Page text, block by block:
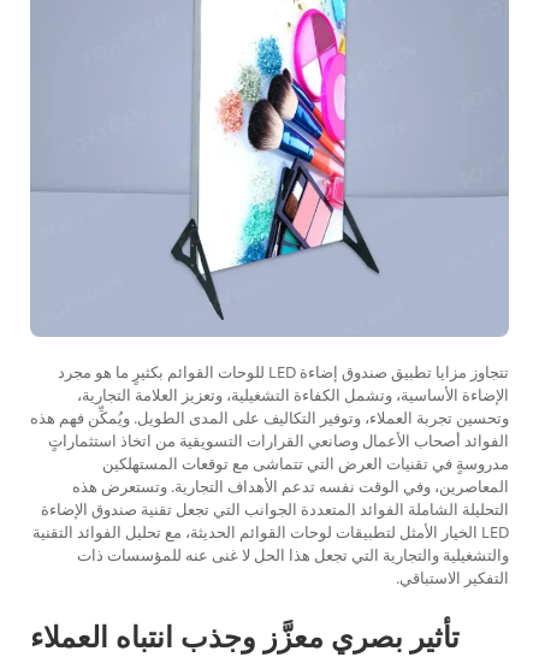
تتجاوز مزايا تطبيق صندوق إضاءة LED للوحات القوائم بكثيرٍ ما هو مجرد
الإضاءة الأساسية، وتشمل الكفاءة التشغيلية، وتعزيز العلامة التجارية،
وتحسين تجربة العملاء، وتوفير التكاليف على المدى الطويل. ويُمكِّن فهم هذه
الفوائد أصحاب الأعمال وصانعي القرارات التسويقية من اتخاذ استثماراتٍ
مدروسةٍ في تقنيات العرض التي تتماشى مع توقعات المستهلكين
المعاصرين، وفي الوقت نفسه تدعم الأهداف التجارية. وتستعرض هذه
التحليلة الشاملة الفوائد المتعددة الجوانب التي تجعل تقنية صندوق الإضاءة
LED الخيار الأمثل لتطبيقات لوحات القوائم الحديثة، مع تحليل الفوائد التقنية
والتشغيلية والتجارية التي تجعل هذا الحل لا غنى عنه للمؤسسات ذات
التفكير الاستباقي.
تأثير بصري معزَّز وجذب انتباه العملاء